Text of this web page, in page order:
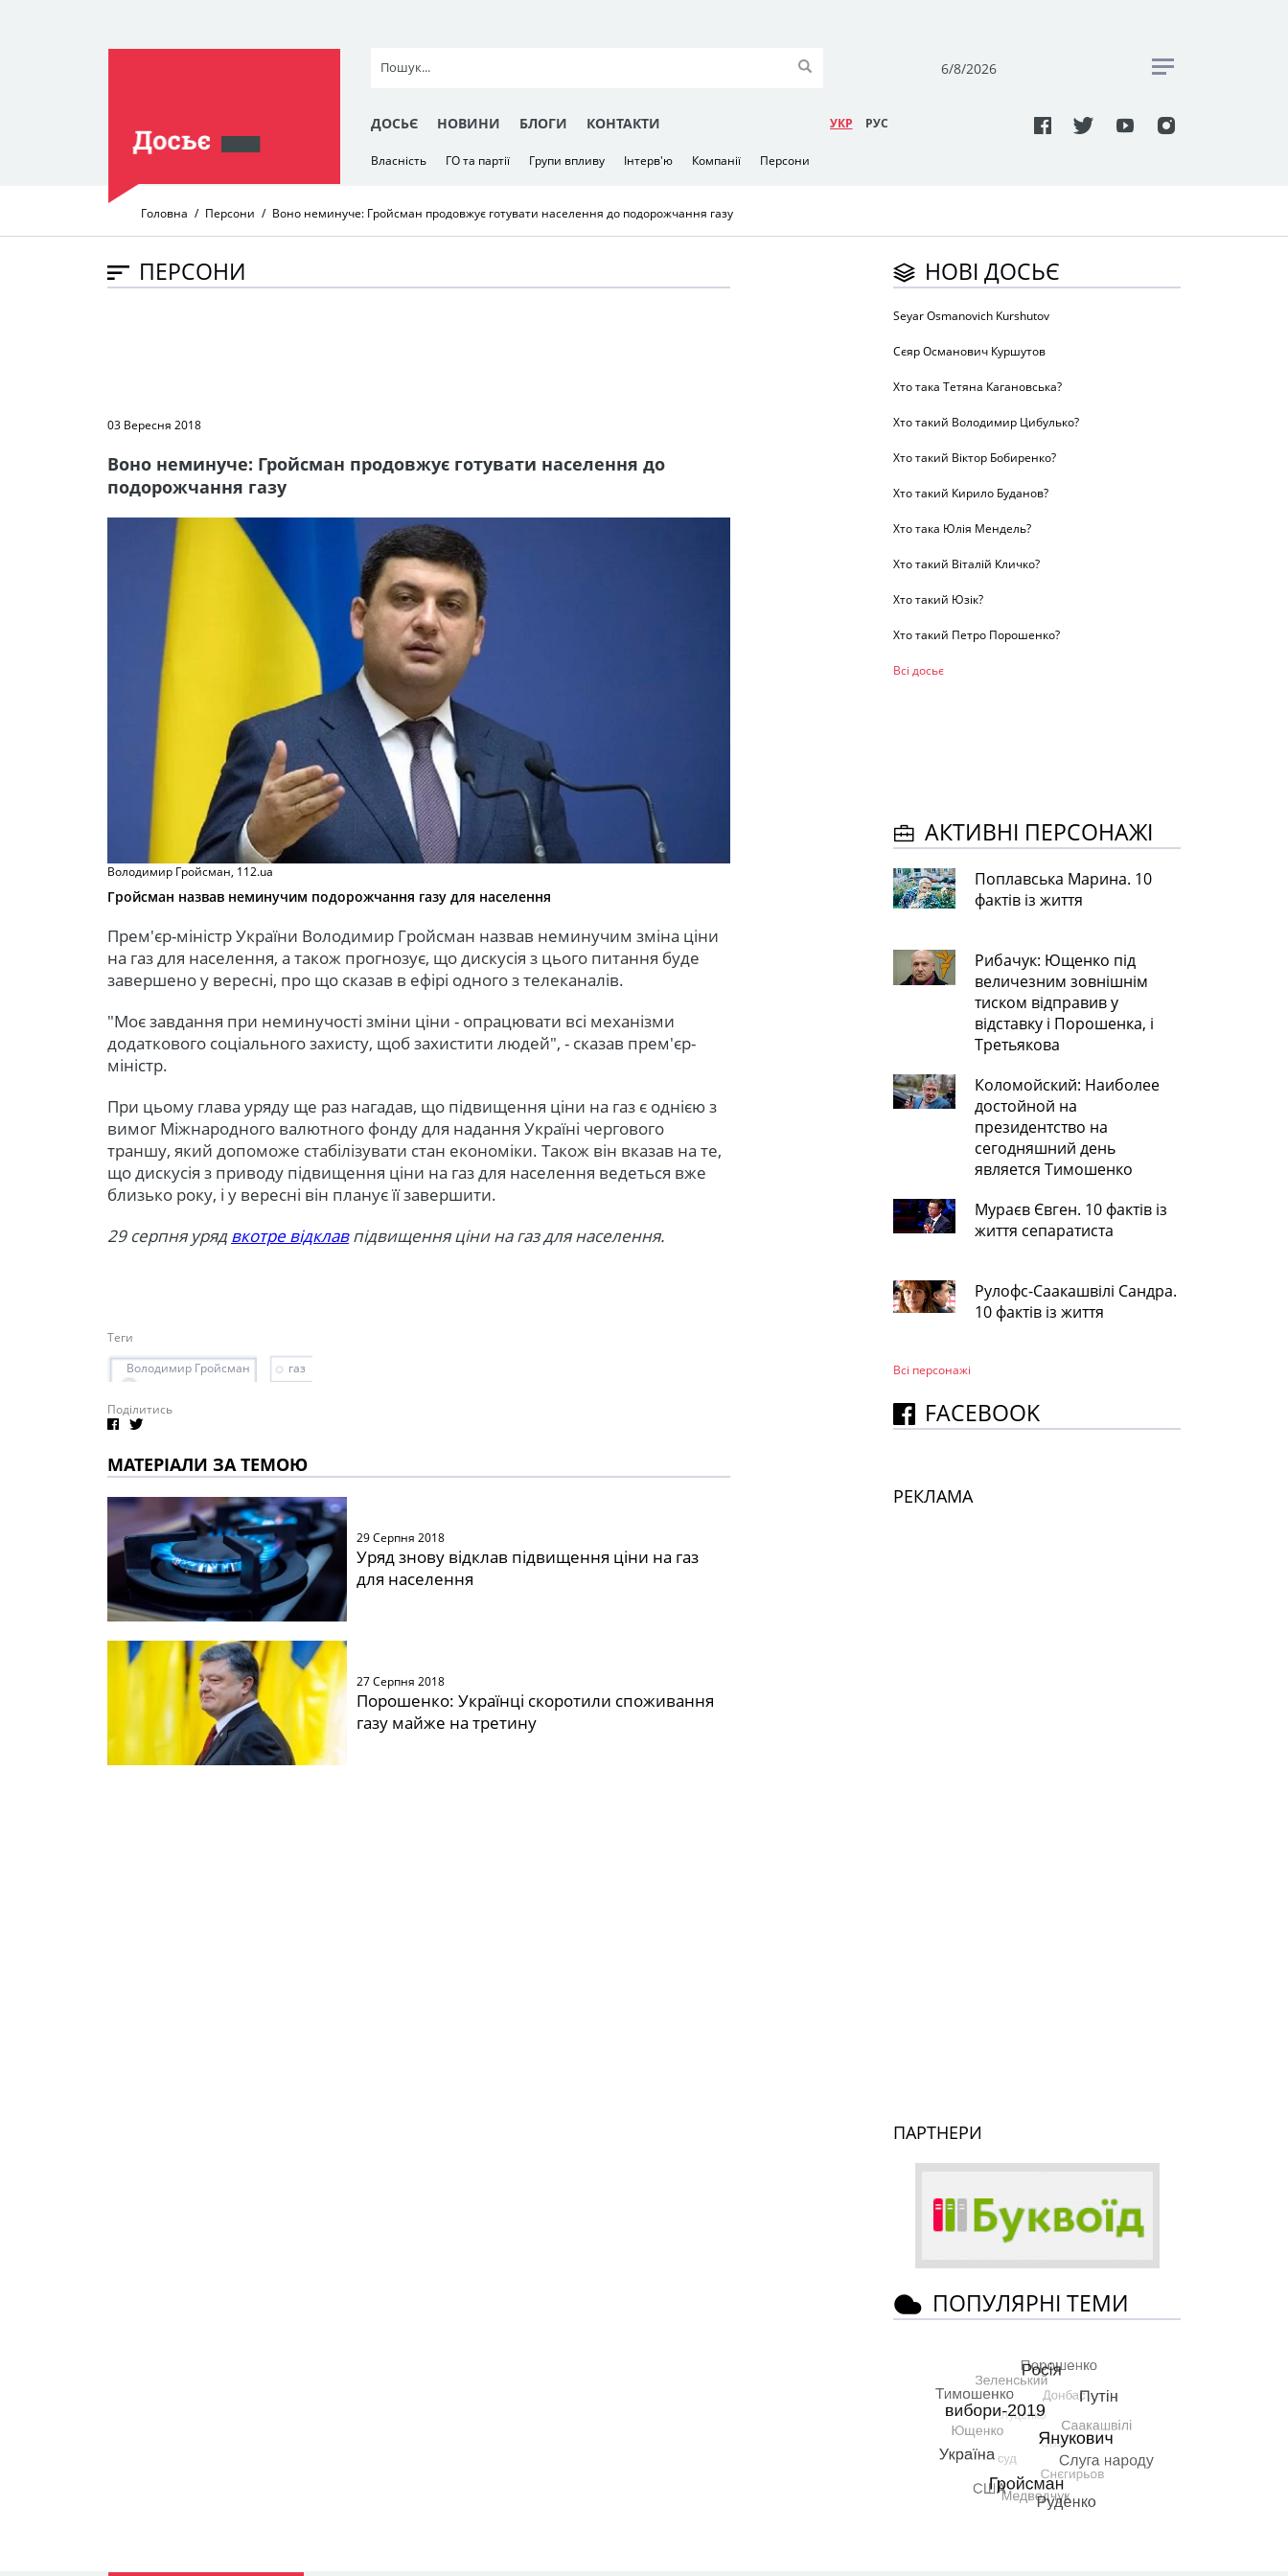
6/8/2026
ДОСЬЄ НОВИНИ БЛОГИ КОНТАКТИ УКР РУC
Власність ГО та партії Групи впливу Інтерв'ю Компанії Персони
Головна Персони Воно неминуче: Гройсман продовжує готувати населення до подорожчання газу
ПЕРСОНИ
03 Вересня 2018
Воно неминуче: Гройсман продовжує готувати населення до
подорожчання газу
Володимир Гройсман, 112.ua
Гройсман назвав неминучим подорожчання газу для населення
Прем'єр-міністр України Володимир Гройсман назвав неминучим зміна ціни
на газ для населення, а також прогнозує, що дискусія з цього питання буде
завершено у вересні, про що сказав в ефірі одного з телеканалів.
"Моє завдання при неминучості зміни ціни - опрацювати всі механізми
додаткового соціального захисту, щоб захистити людей", - сказав прем'єр-
міністр.
При цьому глава уряду ще раз нагадав, що підвищення ціни на газ є однією з
вимог Міжнародного валютного фонду для надання Україні чергового
траншу, який допоможе стабілізувати стан економіки. Також він вказав на те,
що дискусія з приводу підвищення ціни на газ для населення ведеться вже
близько року, і у вересні він планує її завершити.
29 серпня урядвкотре відклавпідвищення ціни на газ для населення.
Теги
Володимир Гройсман
газ
Поділитись
МАТЕРІАЛИ ЗА ТЕМОЮ
29 Серпня 2018
Уряд знову відклав підвищення ціни на газ
для населення
27 Серпня 2018
Порошенко: Українці скоротили споживання
газу майже на третину
НОВІ ДОСЬЄ
Seyar Osmanovich Kurshutov
Сєяр Османович Куршутов
Хто така Тетяна Кагановська?
Хто такий Володимир Цибулько?
Хто такий Віктор Бобиренко?
Хто такий Кирило Буданов?
Хто така Юлія Мендель?
Хто такий Віталій Кличко?
Хто такий Юзік?
Хто такий Петро Порошенко?
Всі досьє
АКТИВНІ ПЕРСОНАЖІ
Поплавська Марина. 10
фактів із життя
Рибачук: Ющенко під
величезним зовнішнім
тиском відправив у
відставку і Порошенка, і
Третьякова
Коломойский: Наиболее
достойной на
президентство на
сегодняшний день
является Тимошенко
Мураєв Євген. 10 фактів із
життя сепаратиста
Рулофс-Саакашвілі Сандра.
10 фактів із життя
Всі персонажi
FACEBOOK
РЕКЛАМА
ПАРТНЕРИ
ПОПУЛЯРНІ ТЕМИ